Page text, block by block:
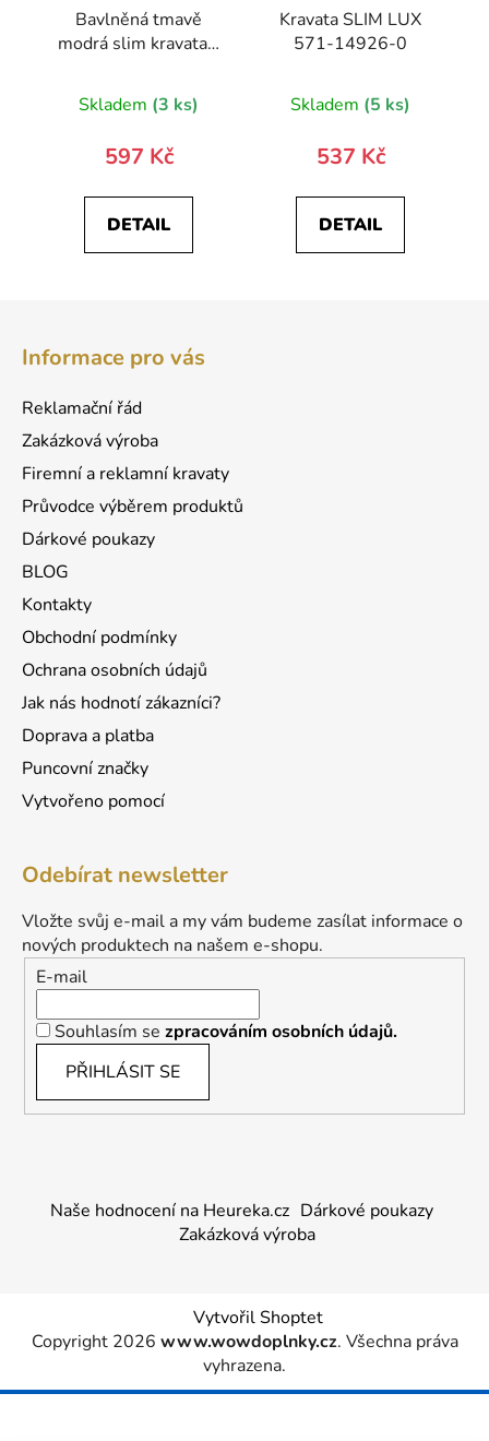
Bavlněná tmavě
modrá slim kravata –
Skladem (3 ks)
597 Kč
DETAIL
Kravata SLIM LUX
571-14926-0
Skladem (5 ks)
537 Kč
DETAIL
Informace pro vás
Reklamační řád
Zakázková výroba
Firemní a reklamní kravaty
Průvodce výběrem produktů
Dárkové poukazy
BLOG
Kontakty
Obchodní podmínky
Ochrana osobních údajů
Jak nás hodnotí zákazníci?
Doprava a platba
Puncovní značky
Vytvořeno pomocí
Odebírat newsletter
Vložte svůj e-mail a my vám budeme zasílat informace o
nových produktech na našem e-shopu.
E-mail
Souhlasím se zpracováním osobních údajů.
PŘIHLÁSIT SE
Naše hodnocení na Heureka.cz Dárkové poukazy
Zakázková výroba
Vytvořil Shoptet
Copyright 2026 www.wowdoplnky.cz. Všechna práva
vyhrazena.